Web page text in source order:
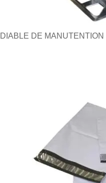
DIABLE DE MANUTENTION